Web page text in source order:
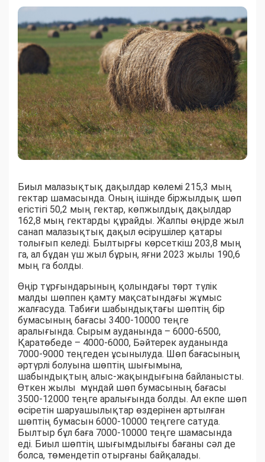
Биыл малазықтық дақылдар көлемі 215,3 мың
гектар шамасында. Оның ішінде біржылдық шөп
егістігі 50,2 мың гектар, көпжылдық дақылдар
162,8 мың гектарды құрайды. Жалпы өңірде жыл
санап малазықтық дақыл өсірушілер қатары
толығып келеді. Былтырғы көрсеткіш 203,8 мың
га, ал бұдан үш жыл бұрын, яғни 2023 жылы 190,6
мың га болды.
Өңір тұрғындарының қолындағы төрт түлік
малды шөппен қамту мақсатындағы жұмыс
жалғасуда. Табиғи шабындықтағы шөптің бір
бумасының бағасы 3400-10000 теңге
аралығында. Сырым ауданында – 6000-6500,
Қаратөбеде – 4000-6000, Бәйтерек ауданында
7000-9000 теңгеден ұсынылуда. Шөп бағасының
әртүрлі болуына шөптің шығымына,
шабындықтың алыс-жақындығына байланысты.
Өткен жылы мұндай шөп бумасының бағасы
3500-12000 теңге аралығында болды. Ал екпе шөп
өсіретін шаруашылықтар өздерінен артылған
шөптің бумасын 6000-10000 теңгеге сатуда.
Былтыр бұл баға 7000-10000 теңге шамасында
еді. Биыл шөптің шығымдылығы бағаны сәл де
болса, төмендетіп отырғаны байқалады.